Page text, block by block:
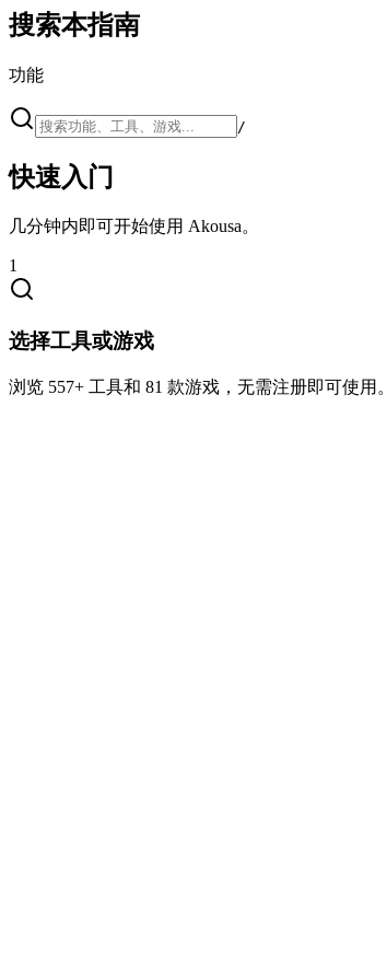
搜索本指南
功能
/
快速入门
几分钟内即可开始使用 Akousa。
1
选择工具或游戏
浏览 557+ 工具和 81 款游戏，无需注册即可使用。